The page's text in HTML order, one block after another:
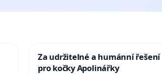
Za udržitelné a humánní řešení
pro kočky Apolinářky